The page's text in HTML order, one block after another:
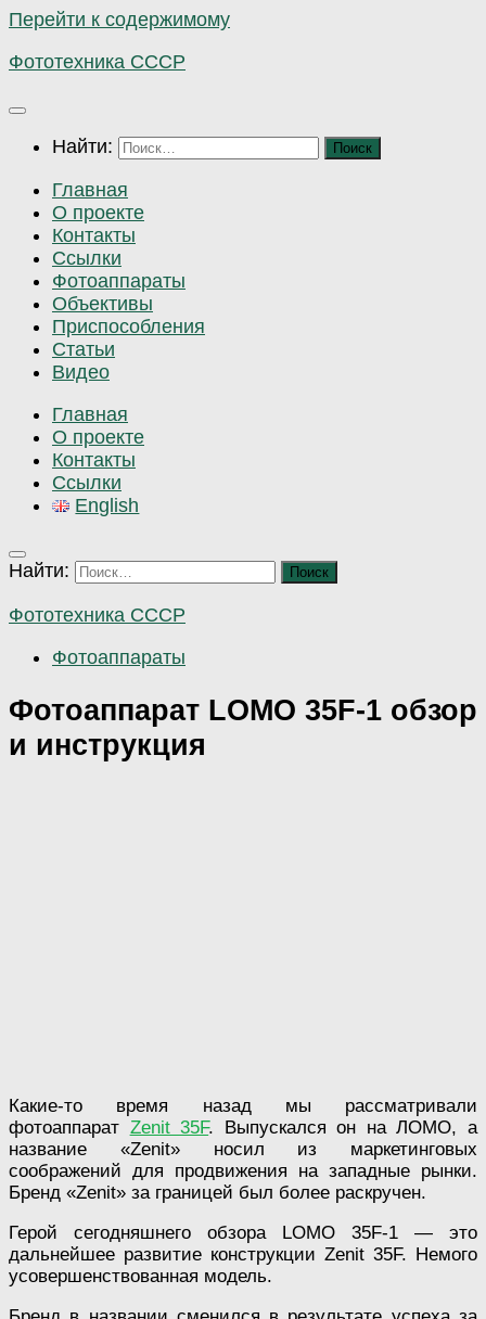
Перейти к содержимому
Фототехника СССР
Найти:
Главная
О проекте
Контакты
Ссылки
Фотоаппараты
Объективы
Приспособления
Статьи
Видео
Главная
О проекте
Контакты
Ссылки
English
Найти:
Фототехника СССР
Фотоаппараты
Фотоаппарат LOMO 35F-1 обзор
и инструкция
Какие-то время назад мы рассматривали
фотоаппарат Zenit 35F. Выпускался он на ЛОМО, а
название «Zenit» носил из маркетинговых
соображений для продвижения на западные рынки.
Бренд «Zenit» за границей был более раскручен.
Герой сегодняшнего обзора LOMO 35F-1 — это
дальнейшее развитие конструкции Zenit 35F. Немого
усовершенствованная модель.